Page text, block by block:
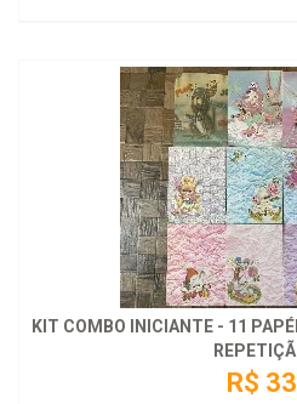
KIT COMBO INICIANTE - 11
R$